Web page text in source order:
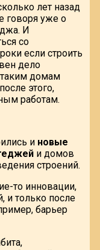
лет назад
говоря уже о
И
со
если строить
дело
таким домам
этого,
работам.
и новые
и домов
строений.
то инновации,
и только после
барьер